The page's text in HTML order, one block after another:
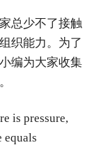
总少不了接触
织能力。为了
编为大家收集
is pressure,
equals